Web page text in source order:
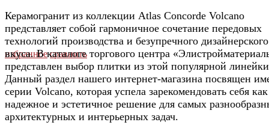
избранное сравнить
Керамогранит из коллекции Atlas Concorde Volcano
представляет собой гармоничное сочетание передовых
технологий производства и безупречного дизайнерского
вкуса. В каталоге торгового центра
представлен выбор плитки из этой популярной
Данный раздел нашего интернет-магазина посвящен
серии Volcano, которая успела зарекомендовать себя как
надежное и эстетичное решение для самых
архитектурных и интерьерных задач.